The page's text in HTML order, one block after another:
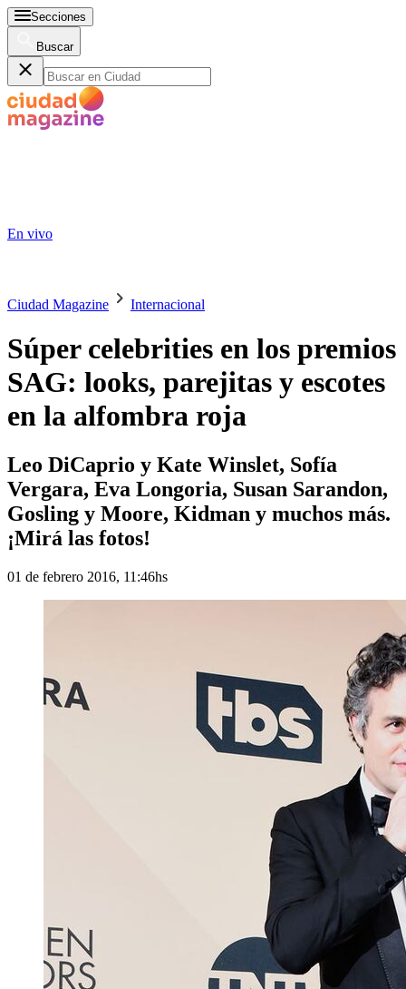
Secciones
Buscar
En vivo
Ciudad Magazine Internacional
Súper celebrities en los premios
SAG: looks, parejitas y escotes
en la alfombra roja
Leo DiCaprio y Kate Winslet, Sofía
Vergara, Eva Longoria, Susan Sarandon,
Gosling y Moore, Kidman y muchos más.
¡Mirá las fotos!
01 de febrero 2016, 11:46hs